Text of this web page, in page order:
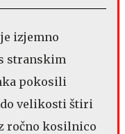
je izjemno
stranskim
pokosili
velikosti štiri
ročno kosilnico